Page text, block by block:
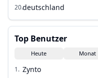
20.deutschland
Top Benutzer
Heute Monat
1. Zynto